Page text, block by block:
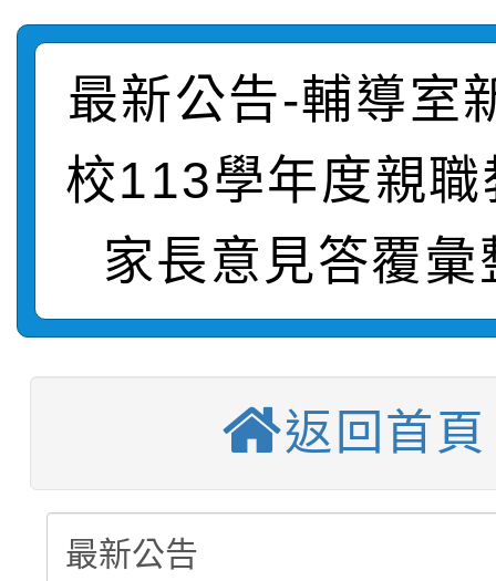
動辦法」
轉知臺中市政府政風處
城市手牽手，綠能透明
畫影片一案
轉知：「115學年度全
劇比賽實施要點」及修
表
轉知：桃園市115年度
敬師藝文競賽』實施計
【甄選結果(第11招)】
學年度第1學期第7次代
結果(第11招)
【甄選結果(第3招)】
學年度第1學期第9次代
結果(第3招)
【甄選結果(第4招)】
學年度第1學期第9次
結果(第4招)
【甄選結果(第12招)】
學年度第1學期第7次代
結果(第12招)
轉知：桃園市115學年
賽及師生本土語及新住
轉知：「桃園市115學
最新公告-輔導室
校113學年度親職
家長意見答覆彙
返回首頁